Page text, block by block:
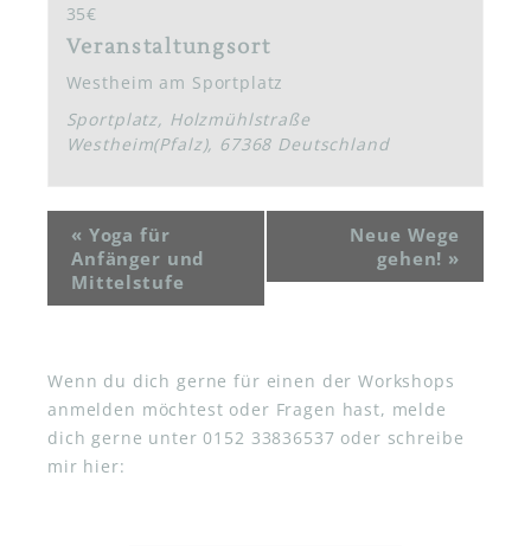
35€
Veranstaltungsort
Westheim am Sportplatz
Sportplatz, Holzmühlstraße
Westheim(Pfalz), 67368 Deutschland
« Yoga für
Anfänger und
Mittelstufe
Neue Wege
gehen! »
Wenn du dich gerne für einen der Workshops
anmelden möchtest oder Fragen hast, melde
dich gerne unter 0152 33836537 oder schreibe
mir hier: